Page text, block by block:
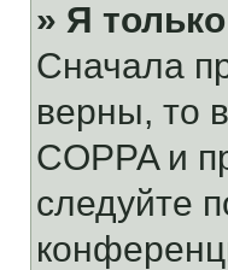
» Я
Сначала
верны, то
COPPA и
следуйте